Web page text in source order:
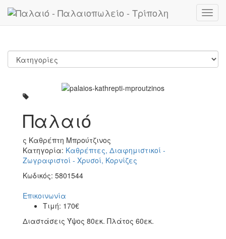
Παλαιό
ς Καθρέπτη Μπρούτζινος
Κατηγορία: Καθρέπτες, Διαφημιστικοί -
Ζωγραφιστοί - Χρυσοί, Κορνίζες
Κωδικός: 5801544
Επικοινωνία
Τιμή: 170€
Διαστάσεις Ύψος 80εκ. Πλάτος 60εκ.